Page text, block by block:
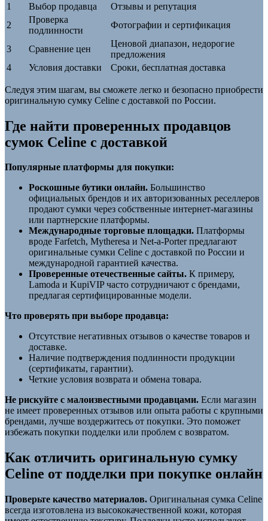
1
Выбор продавца
Отзывы и репутация
2
Проверка
подлинности
Фотографии и сертификация
3 Сравнение цен
Ценовой диапазон, недорогие
предложения
4
Условия доставки Сроки, бесплатная доставка
Следуя этим шагам, вы сможете легко и безопасно приобрести
оригинальную сумку Celine с доставкой по России.
Где найти проверенных продавцов
сумок Celine с доставкой
Популярные платформы для покупки:
Роскошные бутики онлайн. Большинство
официальных брендов и их авторизованных реселлеров
продают сумки через собственные интернет-магазины
или партнерские платформы.
Международные торговые площадки. Платформы
вроде Farfetch, Mytheresa и Net-a-Porter предлагают
оригинальные сумки Celine с доставкой по России и
международной гарантией качества.
Проверенные отечественные сайты. К примеру,
Lamoda и KupiVIP часто сотрудничают с брендами,
предлагая сертифицированные модели.
Что проверять при выборе продавца:
Отсутствие негативных отзывов о качестве товаров и
доставке.
Наличие подтверждения подлинности продукции
(сертификаты, гарантии).
Четкие условия возврата и обмена товара.
Не рискуйте с малоизвестными продавцами. Если магазин
не имеет проверенных отзывов или опыта работы с крупными
брендами, лучше воздержитесь от покупки. Это поможет
избежать покупки подделки или проблем с возвратом.
Как отличить оригинальную сумку
Celine от подделки при покупке онлайн
Проверьте качество материалов. Оригинальная сумка Celine
всегда изготовлена из высококачественной кожи, которая